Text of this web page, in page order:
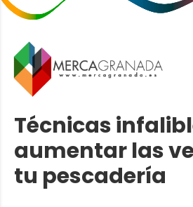
Técnicas
aumentar las
tu pescadería